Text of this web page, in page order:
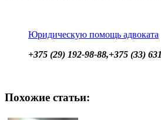
Юридическую помощь адвоката
+375 (29) 192-98-88,+375 (33)
Похожие статьи: